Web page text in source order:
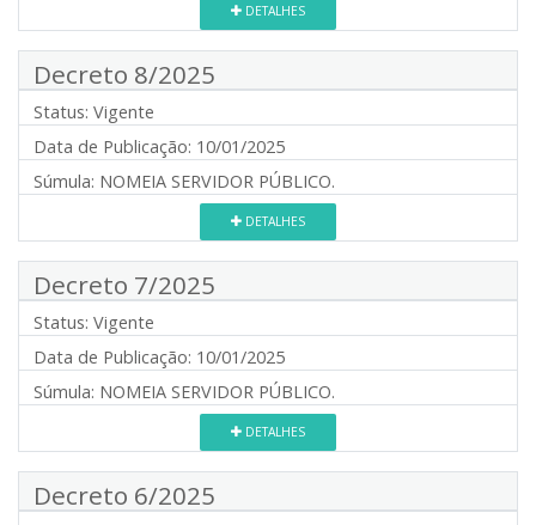
DETALHES
Decreto 8/2025
Status: Vigente
Data de Publicação: 10/01/2025
Súmula: NOMEIA SERVIDOR PÚBLICO.
DETALHES
Decreto 7/2025
Status: Vigente
Data de Publicação: 10/01/2025
Súmula: NOMEIA SERVIDOR PÚBLICO.
DETALHES
Decreto 6/2025